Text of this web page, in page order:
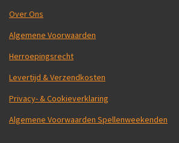
Over Ons
Algemene Voorwaarden
Herroepingsrecht
Levertijd & Verzendkosten
Privacy- & Cookieverklaring
Algemene Voorwaarden Spellenweekenden